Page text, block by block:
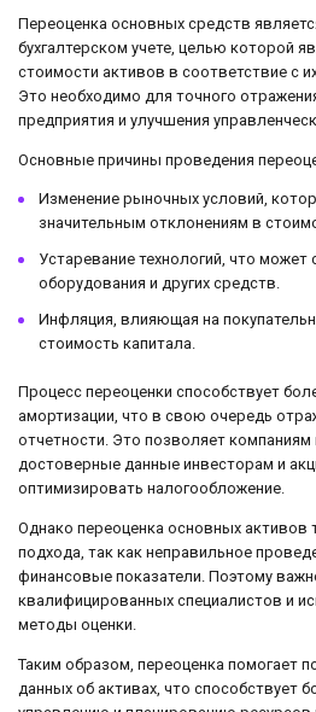
Переоценка основных средств
бухгалтерском учете, целью которой
стоимости активов в соответствие с
Это необходимо для точного
предприятия и улучшения
Основные причины проведения
Изменение рыночных условий,
значительным отклонениям в
Устаревание технологий, что может
оборудования и других средств.
Инфляция, влияющая на
стоимость капитала.
Процесс переоценки способствует
амортизации, что в свою очередь
отчетности. Это позволяет
достоверные данные инвесторам и
оптимизировать налогообложение.
Однако переоценка основных активов
подхода, так как неправильное
финансовые показатели. Поэтому
квалифицированных специалистов и
методы оценки.
Таким образом, переоценка помогает
данных об активах, что способствует